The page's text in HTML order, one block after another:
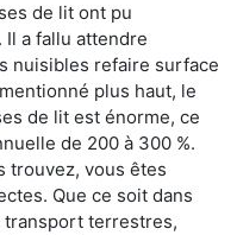
de lit ont pu
a fallu attendre
nuisibles refaire surface
plus haut, le
de lit est énorme, ce
de 200 à 300 %.
trouvez, vous êtes
Que ce soit dans
transport terrestres,